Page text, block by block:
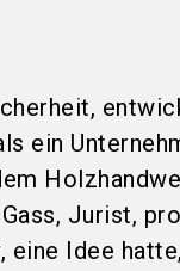
ein
Jurist,
eine Idee